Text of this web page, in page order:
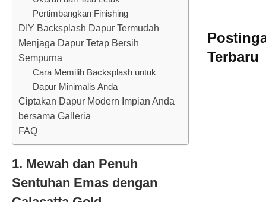
Pertimbangkan Finishing
DIY Backsplash Dapur Termudah
Menjaga Dapur Tetap Bersih
Sempurna
Cara Memilih Backsplash untuk
Dapur Minimalis Anda
Ciptakan Dapur Modern Impian Anda
bersama Galleria
FAQ
1. Mewah dan Penuh
Sentuhan Emas dengan
Terbaru